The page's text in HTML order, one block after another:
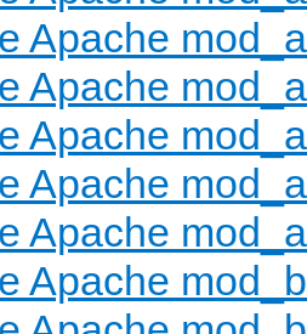
Apache
Apache
Apache
Apache
Apache
Apache